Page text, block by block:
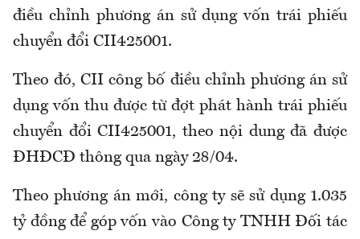
điều chỉnh phương án sử dụng vốn trái phiếu
chuyển đổi CII425001.
Theo đó, CII công bố điều chỉnh phương án sử
dụng vốn thu được từ đợt phát hành trái phiếu
chuyển đổi CII425001, theo nội dung đã được
ĐHĐCĐ thông qua ngày 28/04.
Theo phương án mới, công ty sẽ sử dụng 1.035
tỷ đồng để góp vốn vào Công ty TNHH Đối tác